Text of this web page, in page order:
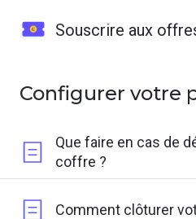
Souscrire aux
Configurer votre
Que faire en cas de
coffre ?
Comment clôturer